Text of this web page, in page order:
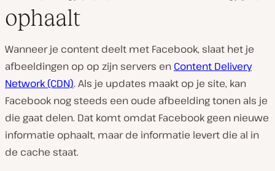
ophaalt
Wanneer je content deelt met Facebook, slaat het je
afbeeldingen op op zijn servers en Content Delivery
Network (CDN). Als je updates maakt op je site, kan
Facebook nog steeds een oude afbeelding tonen als je
die gaat delen. Dat komt omdat Facebook geen nieuwe
informatie ophaalt, maar de informatie levert die al in
de cache staat.